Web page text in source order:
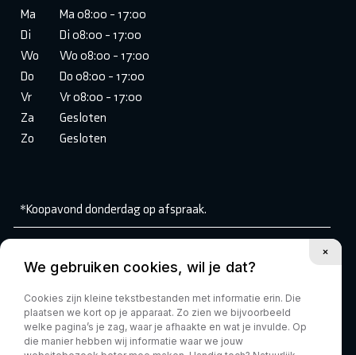
Ma
Ma 08:00 - 17:00
Di
Di 08:00 - 17:00
Wo
Wo 08:00 - 17:00
Do
Do 08:00 - 17:00
Vr
Vr 08:00 - 17:00
Za
Gesloten
Zo
Gesloten
*Koopavond donderdag op afspraak.
Volg ons:
We gebruiken cookies, wil je dat?
Cookies zijn kleine tekstbestanden met informatie erin. Die
plaatsen we kort op je apparaat. Zo zien we bijvoorbeeld
welke pagina’s je zag, waar je afhaakte en wat je invulde. Op
die manier hebben wij informatie waar we jouw